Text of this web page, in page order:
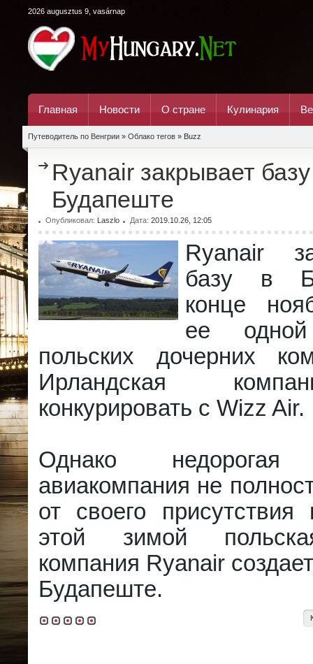
2026 augusztus 9, vasárnap
Главная Новости О стране Кулинария
Путеводитель по Венгрии » Облако тегов » Buzz
Ryanair закрывает
Будапеште
Опубликовал: Laszlo Дата: 2019.10.26, 12:05
Ryanair
базу в
конце
ее
польских дочерних
Ирландская
конкурировать с Wizz Air.
Однако недорогая
авиакомпания не
от своего
этой зимой
компания Ryanair
Будапеште.